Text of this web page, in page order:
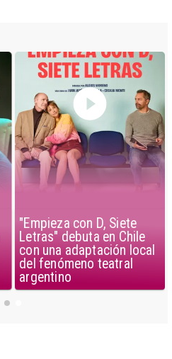
"Empieza con D, Siete
Letras" debuta en Chile
con una adaptación local
del fenómeno teatral
argentino